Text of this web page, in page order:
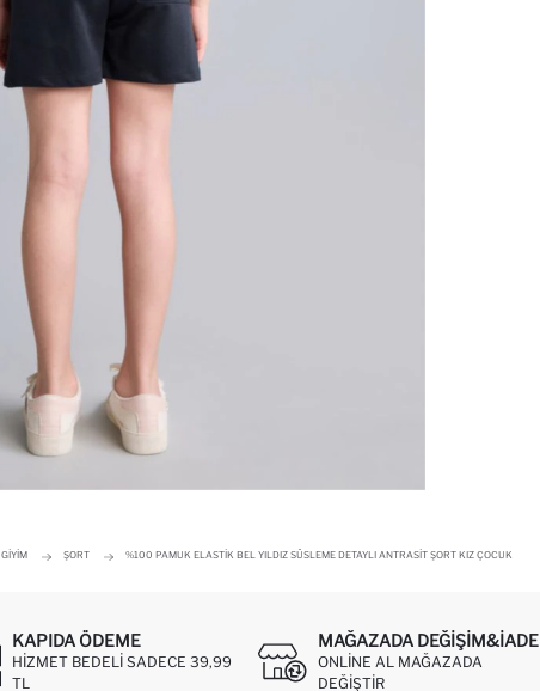
GIYIM ŞORT %100 PAMUK ELASTIK BEL YILDIZ SÜSLEME DETAYLI ANTRASIT ŞORT KIZ ÇOCUK
KAPIDA ÖDEME
HIZMET BEDELI SADECE 39,99
TL
MAĞAZADA DEĞIŞIM&İADE
ONLINE AL MAĞAZADA
DEĞIŞTIR